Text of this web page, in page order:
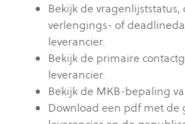
Bekijk de
verlengings- of
leverancier.
Bekijk de primaire
leverancier.
Bekijk de MKB-bepaling
Download een pdf met de